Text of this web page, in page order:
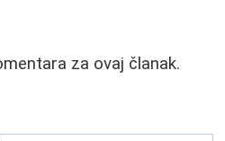
za ovaj članak.